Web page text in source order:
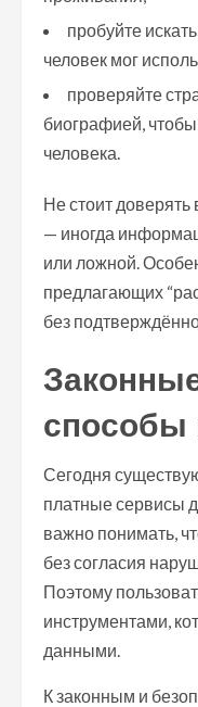
пробуйте
человек мог
проверяйте
биографией,
человека.
Не стоит
— иногда
или ложной.
предлагающих
без
способы
Сегодня
платные сервисы
важно понимать,
без согласия
Поэтому
инструментами,
данными.
К законным и